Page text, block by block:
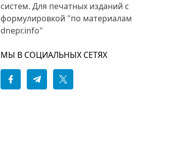
систем. Для печатных изданий с
формулировкой "по материалам
dnepr.info"
МЫ В СОЦИАЛЬНЫХ СЕТЯХ